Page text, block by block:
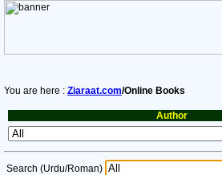
You are here : Ziaraat.com/Online Books
Author
Search (Urdu/Roman)